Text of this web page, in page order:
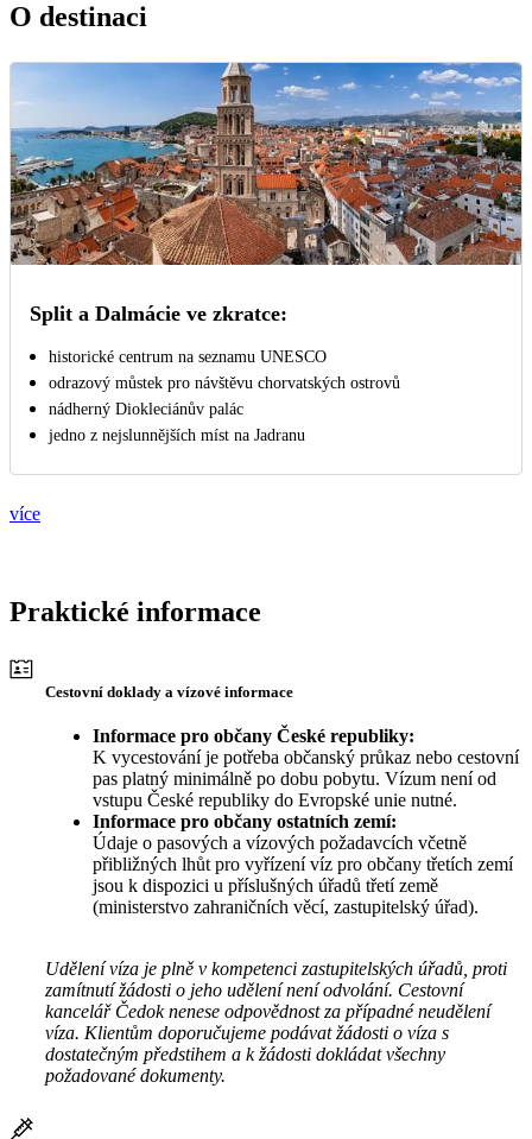
O destinaci
Split a Dalmácie ve zkratce:
historické centrum na seznamu UNESCO
odrazový můstek pro návštěvu chorvatských ostrovů
nádherný Diokleciánův palác
jedno z nejslunnějších míst na Jadranu
více
Praktické informace
Cestovní doklady a vízové informace
Informace pro občany České republiky:
K vycestování je potřeba občanský průkaz nebo cestovní
pas platný minimálně po dobu pobytu. Vízum není od
vstupu České republiky do Evropské unie nutné.
Informace pro občany ostatních zemí:
Údaje o pasových a vízových požadavcích včetně
přibližných lhůt pro vyřízení víz pro občany třetích zemí
jsou k dispozici u příslušných úřadů třetí země
(ministerstvo zahraničních věcí, zastupitelský úřad).
Udělení víza je plně v kompetenci zastupitelských úřadů, proti
zamítnutí žádosti o jeho udělení není odvolání. Cestovní
kancelář Čedok nenese odpovědnost za případné neudělení
víza. Klientům doporučujeme podávat žádosti o víza s
dostatečným předstihem a k žádosti dokládat všechny
požadované dokumenty.